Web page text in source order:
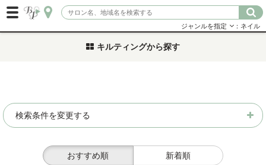
ジャンルを指定 ：ネイル
キルティングから探す
検索条件を変更する
おすすめ順 新着順